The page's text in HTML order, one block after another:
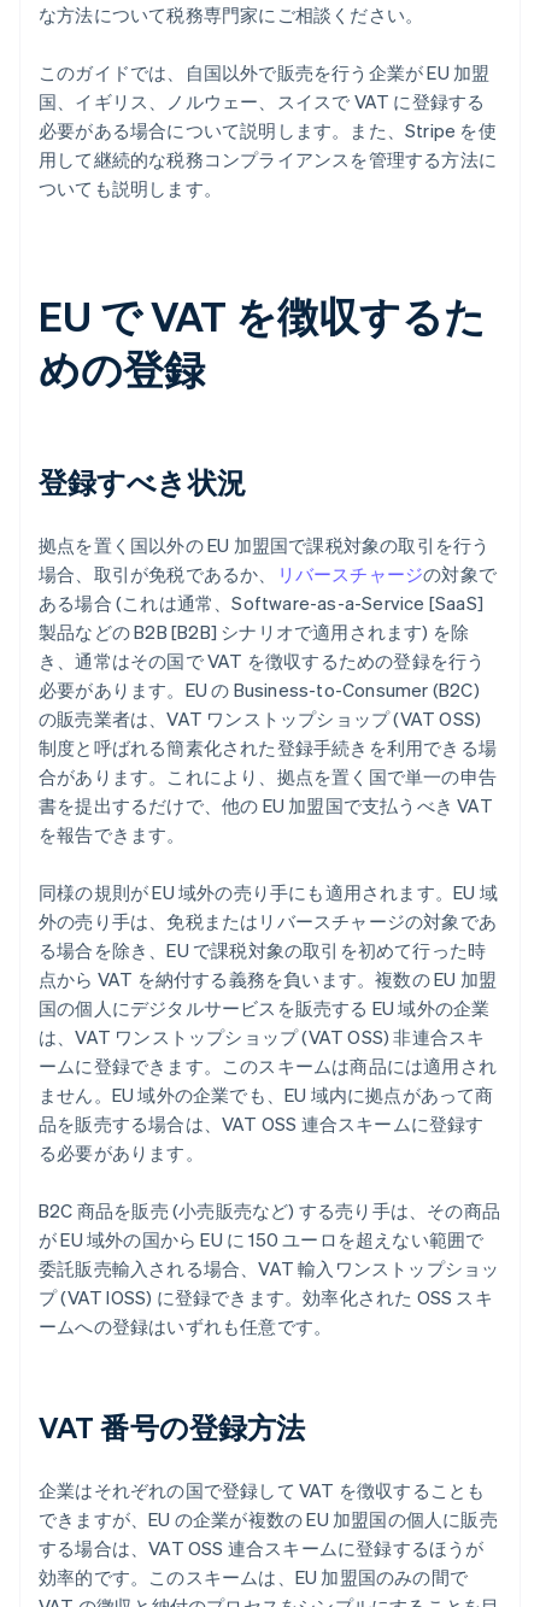
な方法について税務専門家にご相談ください。
このガイドでは、自国以外で販売を行う企業が EU 加盟
国、イギリス、ノルウェー、スイスで VAT に登録する
必要がある場合について説明します。また、Stripe を使
用して継続的な税務コンプライアンスを管理する方法に
ついても説明します。
EU で VAT を徴収するた
めの登録
登録すべき状況
拠点を置く国以外の EU 加盟国で課税対象の取引を行う
場合、取引が免税であるか、
リバースチャージの対象で
ある場合 (これは通常、Software-as-a-Service [SaaS]
製品などの B2B [B2B] シナリオで適用されます) を除
き、通常はその国で VAT を徴収するための登録を行う
必要があります。EU の Business-to-Consumer (B2C)
の販売業者は、VAT ワンストップショップ (VAT OSS)
制度と呼ばれる簡素化された登録手続きを利用できる場
合があります。これにより、拠点を置く国で単一の申告
書を提出するだけで、他の EU 加盟国で支払うべき VAT
を報告できます。
同様の規則が EU 域外の売り手にも適用されます。EU 域
外の売り手は、免税またはリバースチャージの対象であ
る場合を除き、EU で課税対象の取引を初めて行った時
点から VAT を納付する義務を負います。複数の EU 加盟
国の個人にデジタルサービスを販売する EU 域外の企業
は、VAT ワンストップショップ (VAT OSS) 非連合スキ
ームに登録できます。このスキームは商品には適用され
ません。EU 域外の企業でも、EU 域内に拠点があって商
品を販売する場合は、VAT OSS 連合スキームに登録す
る必要があります。
B2C 商品を販売 (小売販売など) する売り手は、その商品
が EU 域外の国から EU に 150 ユーロを超えない範囲で
委託販売輸入される場合、VAT 輸入ワンストップショッ
プ (VAT IOSS) に登録できます。効率化された OSS スキ
ームへの登録はいずれも任意です。
VAT 番号の登録方法
企業はそれぞれの国で登録して VAT を徴収することも
できますが、EU の企業が複数の EU 加盟国の個人に販売
する場合は、VAT OSS 連合スキームに登録するほうが
効率的です。このスキームは、EU 加盟国のみの間で